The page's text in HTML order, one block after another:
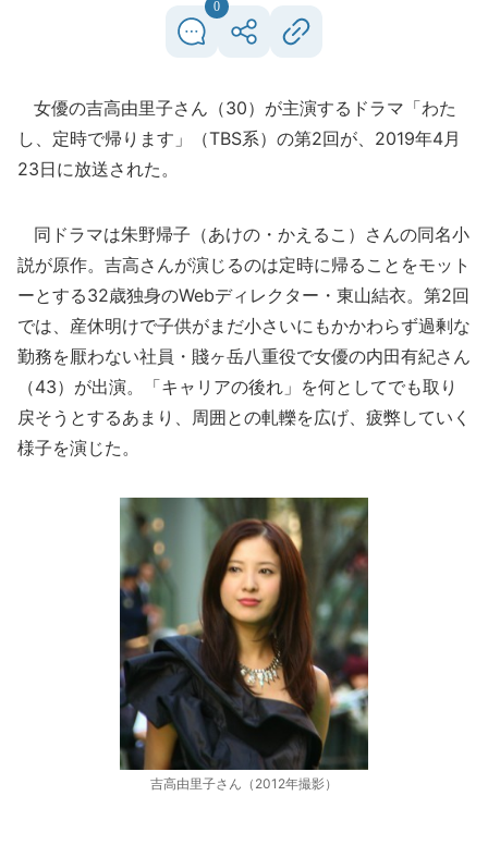
0
女優の吉高由里子さん（30）が主演するドラマ「わた
し、定時で帰ります」（TBS系）の第2回が、2019年4月
23日に放送された。
同ドラマは朱野帰子（あけの・かえるこ）さんの同名小
説が原作。吉高さんが演じるのは定時に帰ることをモット
ーとする32歳独身のWebディレクター・東山結衣。第2回
では、産休明けで子供がまだ小さいにもかかわらず過剰な
勤務を厭わない社員・賤ヶ岳八重役で女優の内田有紀さん
（43）が出演。「キャリアの後れ」を何としてでも取り
戻そうとするあまり、周囲との軋轢を広げ、疲弊していく
様子を演じた。
吉高由里子さん（2012年撮影）